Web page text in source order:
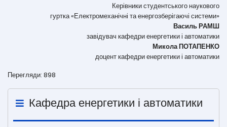
Керівники студентського наукового
гуртка «Електромеханічні та енергозберігаючі системи»
Василь РАМШ
завідувач кафедри енергетики і автоматики
Микола ПОТАПЕНКО
доцент кафедри енергетики і автоматики
Перегляди: 898
Кафедра енергетики і автоматики